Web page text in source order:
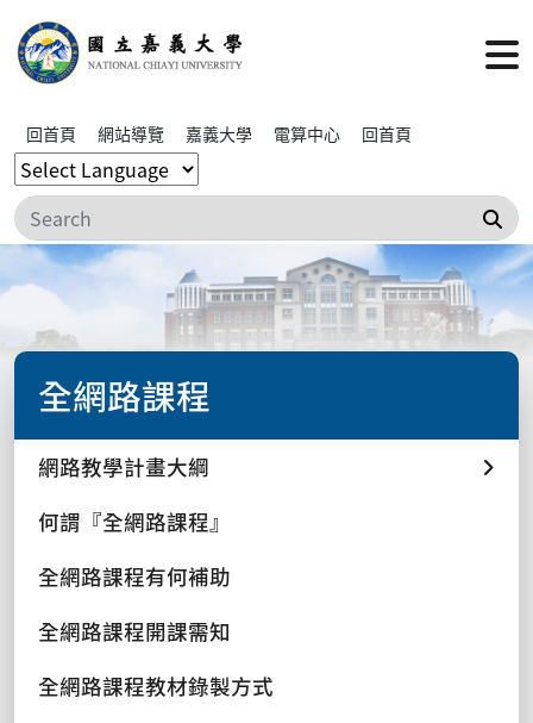
回首頁 網站導覽 嘉義大學 電算中心 回首頁
搜
全網路課程
網路教學計畫大綱
何謂『全網路課程』
全網路課程有何補助
全網路課程開課需知
全網路課程教材錄製方式